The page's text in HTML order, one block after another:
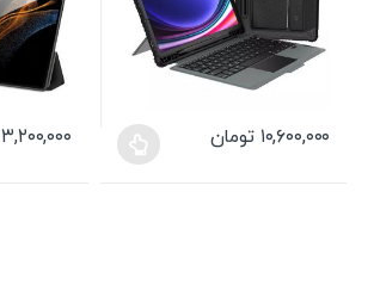
۳,۲۰۰,۰۰۰ ۱۰,۶۰۰,۰۰۰ تومان